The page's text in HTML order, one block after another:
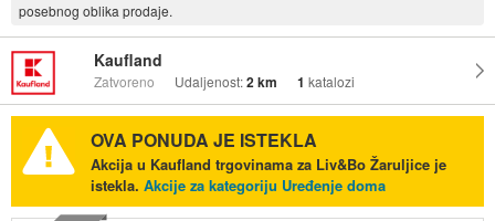
posebnog oblika prodaje.
Kaufland
Zatvoreno Udaljenost:2 km 1 katalozi
OVA PONUDA JE ISTEKLA
Akcija u Kaufland trgovinama za Liv&Bo Žaruljice je
istekla. Akcije za kategoriju Uređenje doma